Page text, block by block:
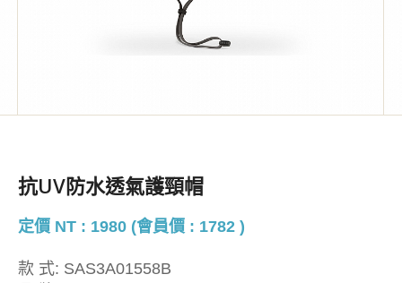
抗UV防水透氣護頸帽
定價 NT : 1980 (會員價 : 1782 )
款 式: SAS3A01558B